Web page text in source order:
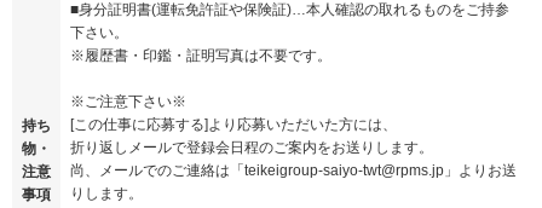
持ち
物・
注意
事項
■身分証明書(運転免許証や保険証)…本人確認の取れるものをご持参
下さい。
※履歴書・印鑑・証明写真は不要です。
※ご注意下さい※
[この仕事に応募する]より応募いただいた方には、
折り返しメールで登録会日程のご案内をお送りします。
尚、メールでのご連絡は「teikeigroup-saiyo-twt@rpms.jp」よりお送
りします。